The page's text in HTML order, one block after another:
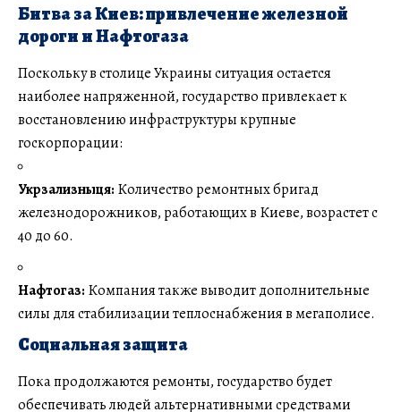
Битва за Киев: привлечение железной
дороги и Нафтогаза
Поскольку в столице Украины ситуация остается
наиболее напряженной, государство привлекает к
восстановлению инфраструктуры крупные
госкорпорации:
Укрзализныця: Количество ремонтных бригад
железнодорожников, работающих в Киеве, возрастет с
40 до 60.
Нафтогаз: Компания также выводит дополнительные
силы для стабилизации теплоснабжения в мегаполисе.
Социальная защита
Пока продолжаются ремонты, государство будет
обеспечивать людей альтернативными средствами